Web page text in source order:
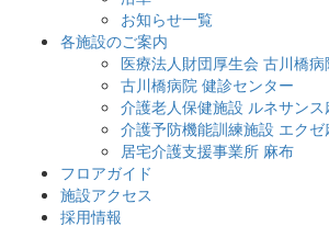
お知らせ一覧
各施設のご案内
医療法人財団厚生会 古川橋病
古川橋病院 健診センター
介護老人保健施設 ルネサンス
介護予防機能訓練施設 エクゼ
居宅介護支援事業所 麻布
フロアガイド
施設アクセス
採用情報